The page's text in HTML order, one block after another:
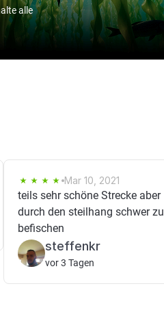
alle
Mar 10, 2021
teils sehr schöne Strecke aber
durch den steilhang schwer zu
befischen
steffenkr
vor 3 Tagen